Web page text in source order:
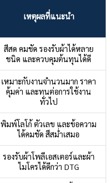
เหตุผลที่แนะนำ
สีสด คมชัด รองรับผ้าได้หลาย
ชนิด และควบคุมต้นทุนได้ดี
เหมาะกับงานจำนวนมาก ราคา
คุ้มค่า และทนต่อการใช้งาน
ทั่วไป
พิมพ์โลโก้ ตัวเลข และข้อความ
ได้คมชัด สีสม่ำเสมอ
รองรับผ้าโพลีเอสเตอร์และผ้า
ไมโครได้ดีกว่า DTG